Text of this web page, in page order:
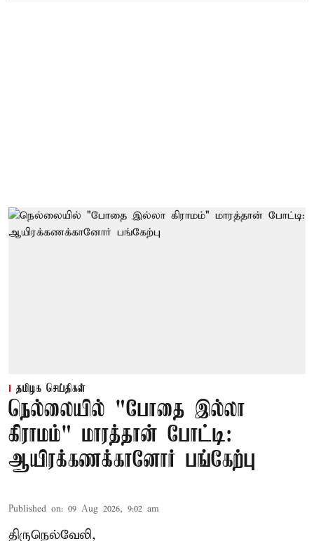
தமிழக செய்திகள்
நெல்லையில் "போதை இல்லா
கிராமம்" மாரத்தான் போட்டி:
ஆயிரக்கணக்கானோர் பங்கேற்பு
Published on: 09 Aug 2026, 9:02 am
திருநெல்வேலி,